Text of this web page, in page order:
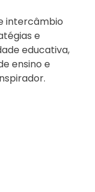
intercâmbio
e
educativa,
ensino e